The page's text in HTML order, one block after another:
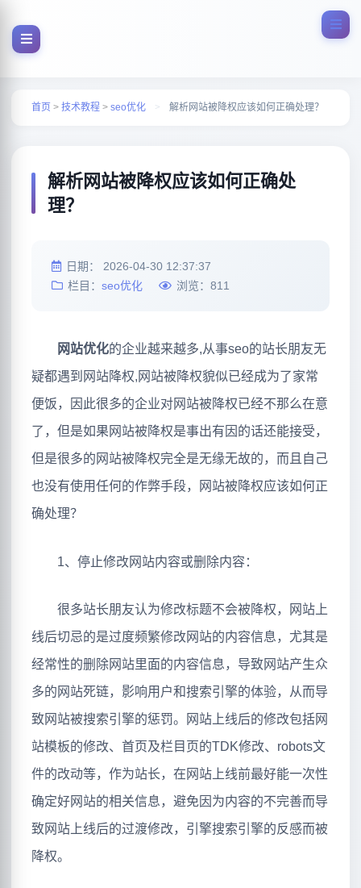
首页 > 技术教程 > seo优化 > 解析网站被降权应该如何正确处理？
解析网站被降权应该如何正确处
理？
日期： 2026-04-30 12:37:37
栏目： seo优化 浏览： 811
网站优化的企业越来越多,从事seo的站长朋友无
疑都遇到网站降权,网站被降权貌似已经成为了家常
便饭，因此很多的企业对网站被降权已经不那么在意
了，但是如果网站被降权是事出有因的话还能接受，
但是很多的网站被降权完全是无缘无故的，而且自己
也没有使用任何的作弊手段，网站被降权应该如何正
确处理？
1、停止修改网站内容或删除内容：
很多站长朋友认为修改标题不会被降权，网站上
线后切忌的是过度频繁修改网站的内容信息，尤其是
经常性的删除网站里面的内容信息，导致网站产生众
多的网站死链，影响用户和搜索引擎的体验，从而导
致网站被搜索引擎的惩罚。网站上线后的修改包括网
站模板的修改、首页及栏目页的TDK修改、robots文
件的改动等，作为站长，在网站上线前最好能一次性
确定好网站的相关信息，避免因为内容的不完善而导
致网站上线后的过渡修改，引擎搜索引擎的反感而被
降权。